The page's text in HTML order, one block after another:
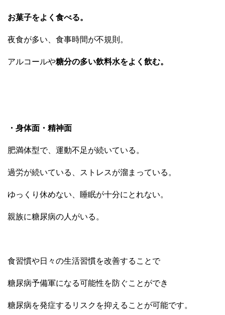
お菓子をよく食べる。
夜食が多い、食事時間が不規則。
アルコールや糖分の多い飲料水をよく飲む。
・身体面・精神面
肥満体型で、運動不足が続いている。
過労が続いている、ストレスが溜まっている。
ゆっくり休めない、睡眠が十分にとれない。
親族に糖尿病の人がいる。
食習慣や日々の生活習慣を改善することで
糖尿病予備軍になる可能性を防ぐことができ
糖尿病を発症するリスクを抑えることが可能です。